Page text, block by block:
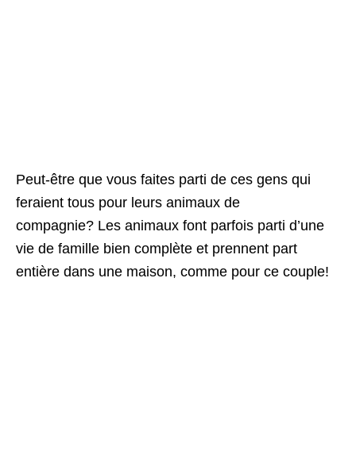
Peut-être que vous faites parti de ces gens qui
feraient tous pour leurs animaux de
compagnie? Les animaux font parfois parti d’une
vie de famille bien complète et prennent part
entière dans une maison, comme pour ce couple!